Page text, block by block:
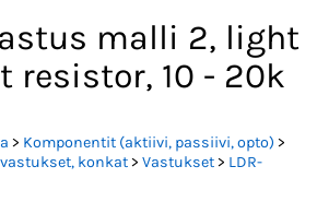
malli 2, light
resistor, 10 - 20k
> Komponentit (aktiivi, passiivi, opto) >
konkat> Vastukset> LDR-